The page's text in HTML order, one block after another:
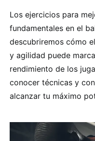
Los ejercicios para
fundamentales en el
descubriremos cómo
y agilidad puede
rendimiento de los
conocer técnicas y
alcanzar tu máximo